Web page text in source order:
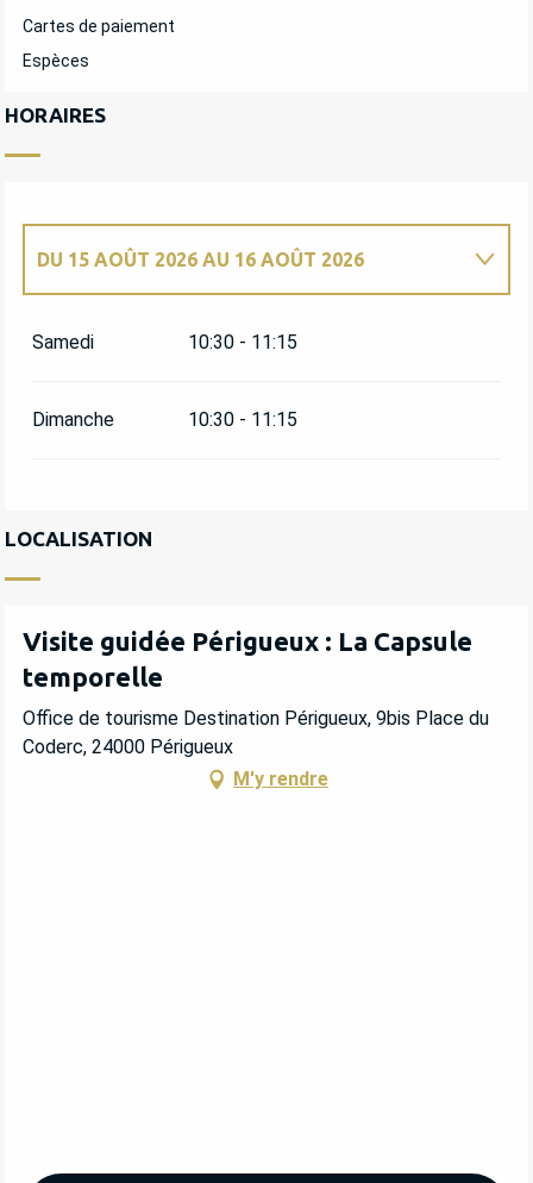
Cartes de paiement
Espèces
HORAIRES
MERCREDI 3 JUIN 2026
MERCREDI 17 JUIN 2026
MERCREDI 24 JUIN 2026
DU 15 AOÛT 2026 AU 16 AOÛT 2026
Samedi 10:30 - 11:15
Dimanche 10:30 - 11:15
LOCALISATION
Visite guidée Périgueux : La Capsule
temporelle
Office de tourisme Destination Périgueux, 9bis Place du
Coderc, 24000 Périgueux
M'y rendre